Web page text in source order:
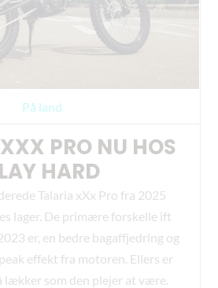
PRO NU HOS
HARD
På land
Talaria xXx Pro fra 2025
lager. De primære forskelle ift
er, en bedre bagaffjedring og
effekt fra motoren. Ellers er
lækker som den plejer at være.